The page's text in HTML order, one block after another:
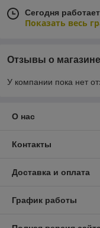
Сегодня
Показать весь
Отзывы о магазине
У компании пока нет
О нас
Контакты
Доставка и оплата
График работы